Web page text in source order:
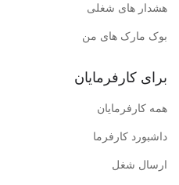
هشدار های شغلی
بوک مارک های من
برای کارفرمایان
همه کارفرمایان
داشبورد کارفرما
ارسال شغل